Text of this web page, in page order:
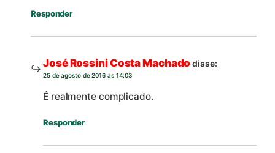
Responder
José Rossini Costa Machado disse:
25 de agosto de 2016 às 14:03
É realmente complicado.
Responder